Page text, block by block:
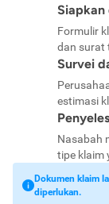
Siapkan
Formulir
dan surat
Survei
estimasi
Nasabah
tipe klaim
Dokumen klaim
diperlukan.